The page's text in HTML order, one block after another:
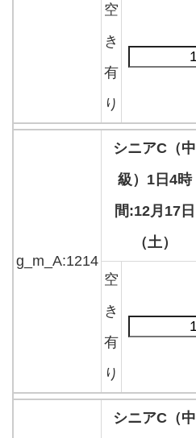
空
き
有
り
g_m_A:1214
シニアC（中
級）1日4時
間:12月17日
（土）
空
き
有
り
シニアC（中